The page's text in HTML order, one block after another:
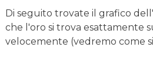
Di seguito trovate il grafico
che l'oro si trova esattamente
velocemente (vedremo come